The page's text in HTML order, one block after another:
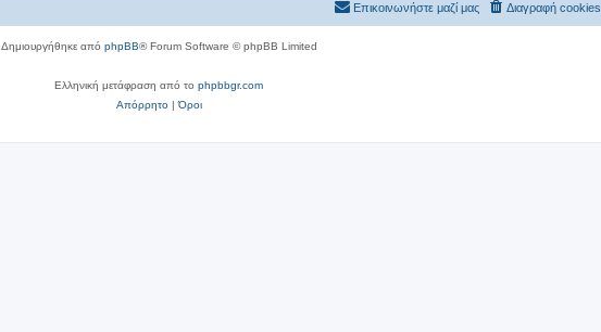
Διαγραφή cookies
Επικοινωνήστε μαζί μας
Δημιουργήθηκε από phpBB® Forum Software © phpBB Limited
Ελληνική μετάφραση από το phpbbgr.com
Απόρρητο|Όροι